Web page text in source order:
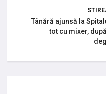
Tânără ajunsă la
tot cu mixer,